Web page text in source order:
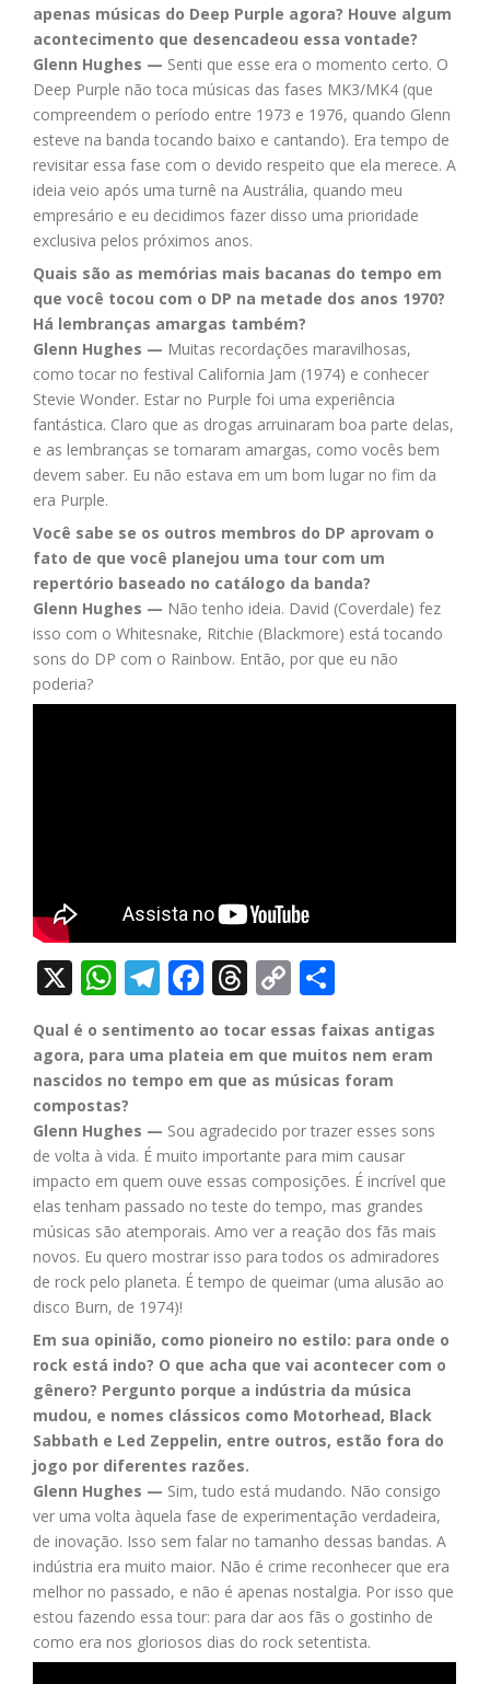
apenas músicas do Deep Purple agora? Houve algum
acontecimento que desencadeou essa vontade?
Glenn Hughes — Senti que esse era o momento certo. O
Deep Purple não toca músicas das fases MK3/MK4 (que
compreendem o período entre 1973 e 1976, quando Glenn
esteve na banda tocando baixo e cantando). Era tempo de
revisitar essa fase com o devido respeito que ela merece. A
ideia veio após uma turnê na Austrália, quando meu
empresário e eu decidimos fazer disso uma prioridade
exclusiva pelos próximos anos.
Quais são as memórias mais bacanas do tempo em
que você tocou com o DP na metade dos anos 1970?
Há lembranças amargas também?
Glenn Hughes — Muitas recordações maravilhosas,
como tocar no festival California Jam (1974) e conhecer
Stevie Wonder. Estar no Purple foi uma experiência
fantástica. Claro que as drogas arruinaram boa parte delas,
e as lembranças se tornaram amargas, como vocês bem
devem saber. Eu não estava em um bom lugar no fim da
era Purple.
Você sabe se os outros membros do DP aprovam o
fato de que você planejou uma tour com um
repertório baseado no catálogo da banda?
Glenn Hughes — Não tenho ideia. David (Coverdale) fez
isso com o Whitesnake, Ritchie (Blackmore) está tocando
sons do DP com o Rainbow. Então, por que eu não
poderia?
X WhatsApp
Telegram
Facebook
Threads
Copy
Link
Qual é o sentimento ao tocar essas faixas antigas
agora, para uma plateia em que muitos nem eram
nascidos no tempo em que as músicas foram
compostas?
Glenn Hughes — Sou agradecido por trazer esses sons
de volta à vida. É muito importante para mim causar
impacto em quem ouve essas composições. É incrível que
elas tenham passado no teste do tempo, mas grandes
músicas são atemporais. Amo ver a reação dos fãs mais
novos. Eu quero mostrar isso para todos os admiradores
de rock pelo planeta. É tempo de queimar (uma alusão ao
disco Burn, de 1974)!
Em sua opinião, como pioneiro no estilo: para onde o
rock está indo? O que acha que vai acontecer com o
gênero? Pergunto porque a indústria da música
mudou, e nomes clássicos como Motorhead, Black
Sabbath e Led Zeppelin, entre outros, estão fora do
jogo por diferentes razões.
Glenn Hughes — Sim, tudo está mudando. Não consigo
ver uma volta àquela fase de experimentação verdadeira,
de inovação. Isso sem falar no tamanho dessas bandas. A
indústria era muito maior. Não é crime reconhecer que era
melhor no passado, e não é apenas nostalgia. Por isso que
estou fazendo essa tour: para dar aos fãs o gostinho de
como era nos gloriosos dias do rock setentista.